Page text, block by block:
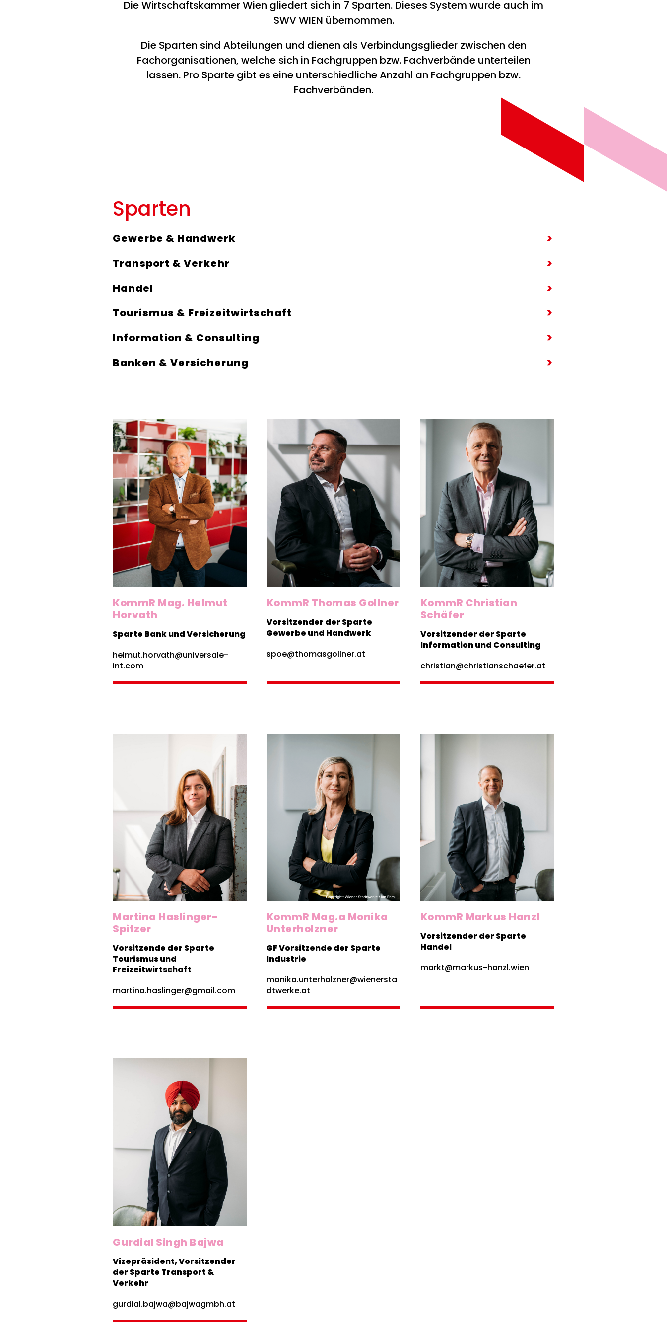
Die Wirtschaftskammer Wien gliedert sich in 7 Sparten. Dieses System wurde auch im
SWV WIEN übernommen.
Die Sparten sind Abteilungen und dienen als Verbindungsglieder zwischen den
Fachorganisationen, welche sich in Fachgruppen bzw. Fachverbände unterteilen
lassen. Pro Sparte gibt es eine unterschiedliche Anzahl an Fachgruppen bzw.
Fachverbänden.
Sparten
Gewerbe & Handwerk
Transport & Verkehr
Handel
Tourismus & Freizeitwirtschaft
Information & Consulting
Banken & Versicherung
KommR Mag. Helmut
Horvath
Sparte Bank und Versicherung
helmut.horvath@universale-
int.com
KommR Thomas Gollner
Vorsitzender der Sparte
Gewerbe und Handwerk
spoe@thomasgollner.at
KommR Christian
Schäfer
Vorsitzender der Sparte
Information und Consulting
christian@christianschaefer.at
Martina Haslinger-
Spitzer
Vorsitzende der Sparte
Tourismus und
Freizeitwirtschaft
martina.haslinger@gmail.com
KommR Mag.a Monika
Unterholzner
GF Vorsitzende der Sparte
Industrie
monika.unterholzner@wienersta
dtwerke.at
KommR Markus Hanzl
Vorsitzender der Sparte
Handel
markt@markus-hanzl.wien
Gurdial Singh Bajwa
Vizepräsident, Vorsitzender
der Sparte Transport &
Verkehr
gurdial.bajwa@bajwagmbh.at